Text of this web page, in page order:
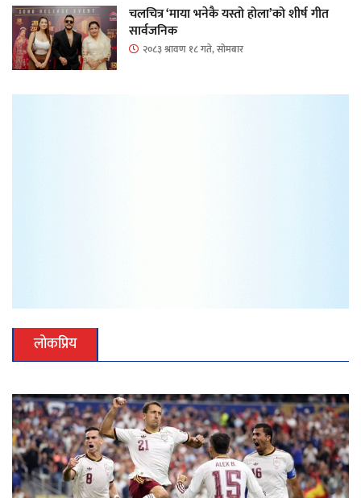
चलचित्र ‘माया भनेकै यस्तो होला’को शीर्ष गीत
सार्वजनिक
२०८३ श्रावण १८ गते, सोमबार
लोकप्रिय